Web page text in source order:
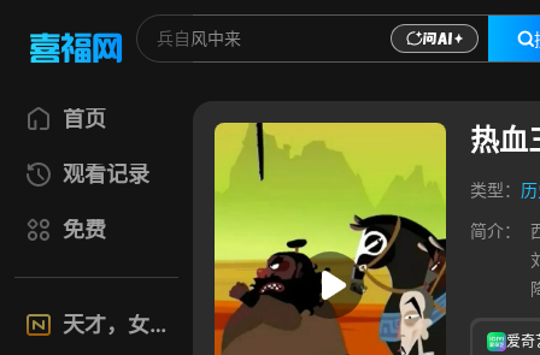
首页
观看记录
免费
天才，女友
热血
类型：
简介：
爱奇